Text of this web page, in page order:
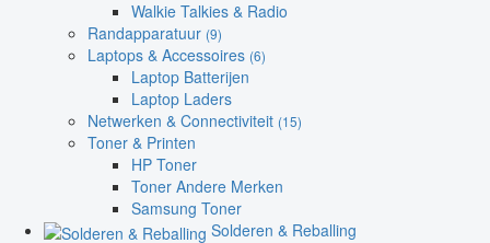
Walkie Talkies & Radio
Randapparatuur (9)
Laptops & Accessoires (6)
Laptop Batterijen
Laptop Laders
Netwerken & Connectiviteit (15)
Toner & Printen
HP Toner
Toner Andere Merken
Samsung Toner
Solderen & Reballing